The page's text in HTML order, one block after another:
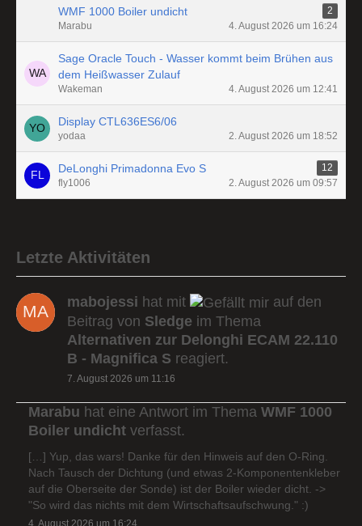
WMF 1000 Boiler undicht
2
Marabu
4. August 2026 um 16:24
Sage Oracle Touch - Wasser kommt beim Brühen aus
dem Heißwasser Zulauf
Wakeman 4. August 2026 um 12:41
Display CTL636ES6/06
yodaa 2. August 2026 um 18:52
DeLonghi Primadonna Evo S
12
fly1006
2. August 2026 um 09:57
Letzte Aktivitäten
mabojessi hat mit
auf den
Beitrag von Sledge im Thema
Alternativen zur Delonghi ECAM 22.110
B - Magnifica S reagiert.
7. August 2026 um 11:16
Marabu hat eine Antwort im Thema WMF 1000
Boiler undicht verfasst.
[…] Yup, das wars! Danke für den Hinweis auf den O-Ring.
Nach Tausch der Dichtung (und etwas 2-Komponentenkleber
auf die Oberseite der Sonde) ist der Boiler wieder dicht. ->
"So wird das nichts mit dem Wirtschaftsaufschwung." :)
4. August 2026 um 16:24